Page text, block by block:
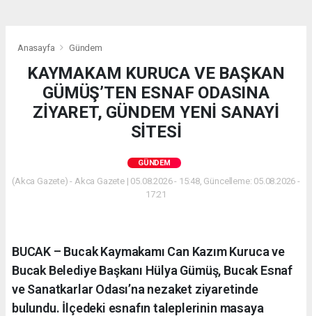
Anasayfa Gündem
KAYMAKAM KURUCA VE BAŞKAN
GÜMÜŞ’TEN ESNAF ODASINA
ZİYARET, GÜNDEM YENİ SANAYİ
SİTESİ
GÜNDEM
(Akca Gazete) - Akca Gazete | 05.08.2026 - 15:48, Güncelleme: 05.08.2026 -
17:21
BUCAK – Bucak Kaymakamı Can Kazım Kuruca ve
Bucak Belediye Başkanı Hülya Gümüş, Bucak Esnaf
ve Sanatkarlar Odası’na nezaket ziyaretinde
bulundu. İlçedeki esnafın taleplerinin masaya